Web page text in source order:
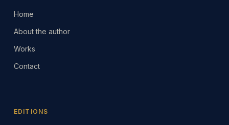
Home
About the author
Works
Contact
EDITIONS